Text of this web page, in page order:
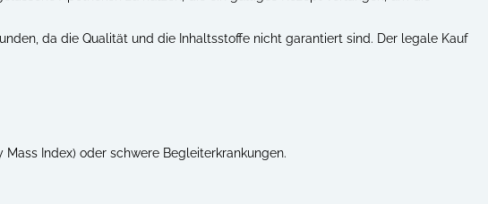
da die Qualität und die Inhaltsstoffe nicht garantiert sind. Der legale Kauf
Index) oder schwere Begleiterkrankungen.